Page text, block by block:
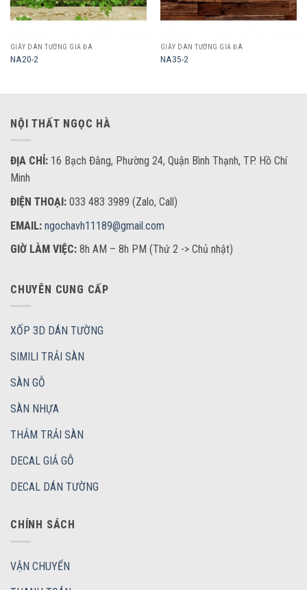
GIẤY DÁN TƯỜNG GIẢ ĐÁ
NA20-2
GIẤY DÁN TƯỜNG GIẢ ĐÁ
NA35-2
NỘI THẤT NGỌC HÀ
ĐỊA CHỈ: 16 Bạch Đằng, Phường 24, Quận Bình Thạnh, TP. Hồ Chí
Minh
ĐIỆN THOẠI: 033 483 3989 (Zalo, Call)
EMAIL: ngochavh11189@gmail.com
GIỜ LÀM VIỆC: 8h AM – 8h PM (Thứ 2 -> Chủ nhật)
CHUYÊN CUNG CẤP
XỐP 3D DÁN TƯỜNG
SIMILI TRẢI SÀN
SÀN GỖ
SÀN NHỰA
THẢM TRẢI SÀN
DECAL GIẢ GỖ
DECAL DÁN TƯỜNG
CHÍNH SÁCH
VẬN CHUYỂN